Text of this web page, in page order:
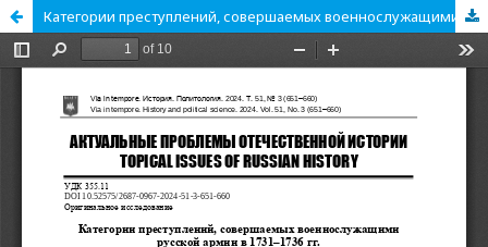
Категории преступлений, совершаемых военнослужащими русской армии в 1731–1736 гг.